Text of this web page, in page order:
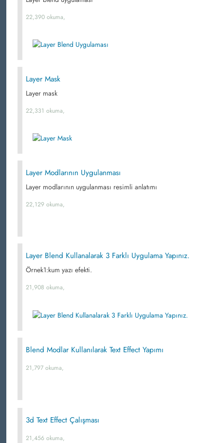
22,390 okuma,
Layer Mask
Layer mask
22,331 okuma,
Layer Modlarının Uygulanması
Layer modlarının uygulanması resimli anlatımı
22,129 okuma,
Layer Blend Kullanalarak 3 Farklı Uygulama Yapınız.
Örnek1:kum yazı efekti.
21,908 okuma,
Blend Modlar Kullanılarak Text Effect Yapımı
21,797 okuma,
3d Text Effect Çalışması
21,456 okuma,